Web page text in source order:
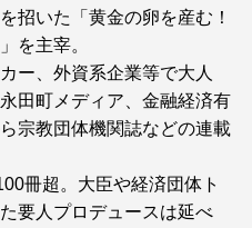
招いた「黄金の卵を産む！
を主宰。
ー、外資系企業等で大人
田町メディア、金融経済有
宗教団体機関誌などの連載
冊超。大臣や経済団体ト
要人プロデュースは延べ